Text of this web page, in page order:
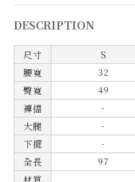
DESCRIPTION
尺寸 S
腰寬
32
臀寬
49
褲擋
-
大腿
-
下擺
-
全長
97